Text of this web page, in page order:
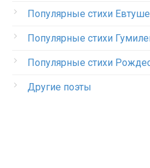
Популярные стихи
Популярные стихи
Популярные стихи
Другие поэты